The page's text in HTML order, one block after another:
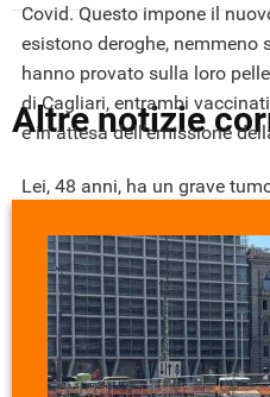
Covid. Questo impone il
esistono deroghe, nemmeno
hanno provato sulla loro
di Cagliari, entrambi
e in attesa dell'emissione
Lei, 48 anni, ha un grave
Gemelli di Roma. Senza
partire. Questo hanno detto
ne ha 58, all'imbarco della
passeggeri a Civitavecchia.
Nemmeno se si rischia di
Altre notizie